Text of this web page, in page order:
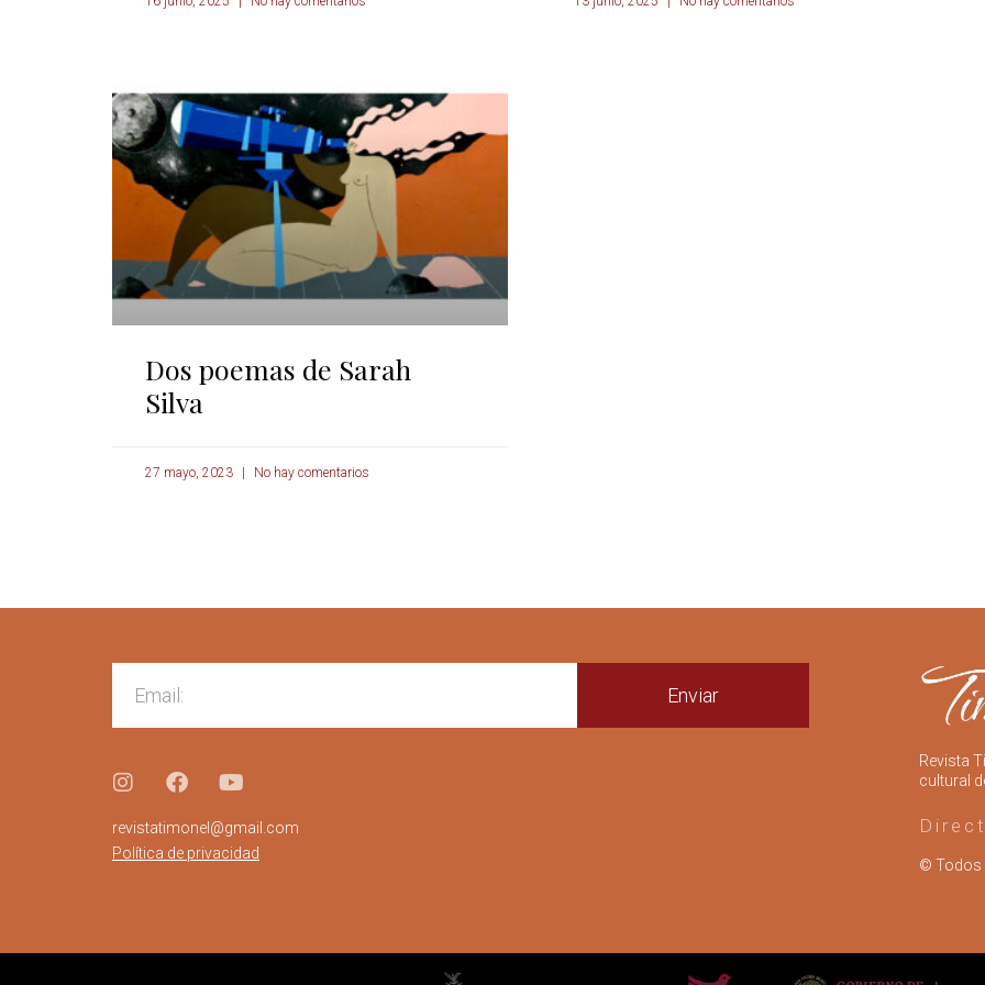
Dos poemas de Sarah
Silva
27 mayo, 2023 No hay comentarios
Enviar
revistatimonel@gmail.com
Política de privacidad
Revista
cultural
© Todos